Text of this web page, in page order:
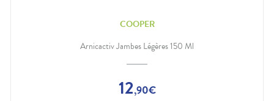
COOPER
Arnicactiv Jambes Légères 150 Ml
12,90€